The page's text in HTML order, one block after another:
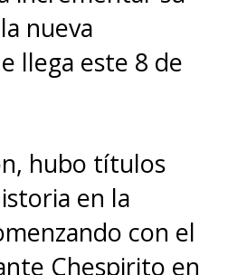
nueva
llega este 8 de
hubo títulos
en la
con el
Chespirito en